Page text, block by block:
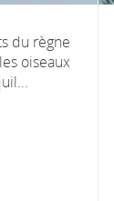
du règne
oiseaux